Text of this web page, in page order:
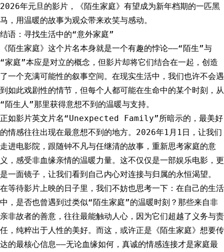
2026年元旦的影片，《陌生家庭》有望成为新年档期的一匹黑
马，用温暖的故事为观众带来欢笑与感动。
结语：寻找生活中的“意外家庭”
《陌生家庭》这个片名本身就是一个有趣的悖论——“陌生”与
“家庭”本应是对立的概念，但影片却将它们结合在一起，创造
了一个充满可能性的叙事空间。在现实生活中，我们也许不会遇
到如此戏剧性的情节，但每个人都可能在生命中的某个时刻，从
“陌生人”那里获得意想不到的温暖与支持。
正如影片英文片名“Unexpected Family”所暗示的，最美好
的情感往往出现在最意想不到的地方。2026年1月1日，让我们
走进电影院，跟随钟不凡与任继清的故事，重新思考家庭的意
义，感受非血缘亲情的温暖力量。这不仅仅是一部娱乐电影，更
是一面镜子，让我们看到自己内心对连接与归属的永恒渴望。
在等待影片上映的日子里，我们不妨也思考一下：在自己的生活
中，是否也曾遇到过类似“陌生家庭”的温暖时刻？那些来自非
亲非故者的善意，往往最能触动人心，因为它们超越了义务与责
任，纯粹出于人性的美好。而这，或许正是《陌生家庭》想要传
达的最核心信息——无论血缘如何，真诚的情感连接才是家庭最